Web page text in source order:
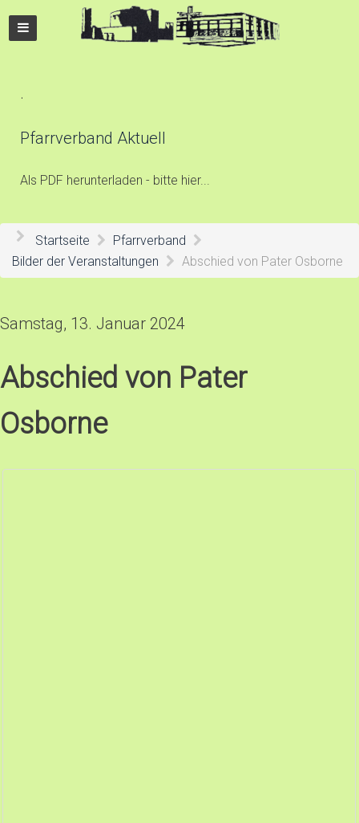
.
Pfarrverband Aktuell
Als PDF herunterladen - bitte hier...
Startseite
Pfarrverband
Bilder der Veranstaltungen
Abschied von Pater Osborne
Samstag, 13. Januar 2024
Abschied von Pater
Osborne